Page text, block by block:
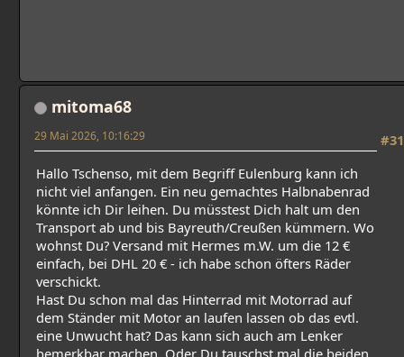
mitoma68
#31
29 Mai 2026, 10:16:29
Hallo Tschenso, mit dem Begriff Eulenburg kann ich
nicht viel anfangen. Ein neu gemachtes Halbnabenrad
könnte ich Dir leihen. Du müsstest Dich halt um den
Transport ab und bis Bayreuth/Creußen kümmern. Wo
wohnst Du? Versand mit Hermes m.W. um die 12 €
einfach, bei DHL 20 € - ich habe schon öfters Räder
verschickt.
Hast Du schon mal das Hinterrad mit Motorrad auf
dem Ständer mit Motor an laufen lassen ob das evtl.
eine Unwucht hat? Das kann sich auch am Lenker
bemerkbar machen. Oder Du tauschst mal die beiden